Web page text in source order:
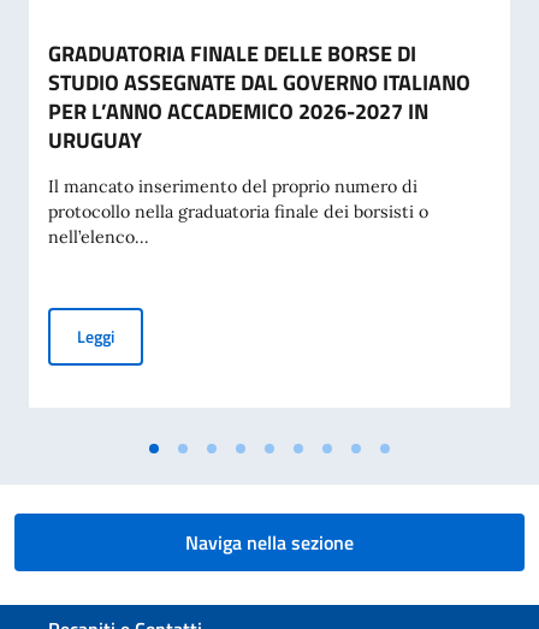
GRADUATORIA FINALE DELLE BORSE DI
STUDIO ASSEGNATE DAL GOVERNO ITALIANO
PER L’ANNO ACCADEMICO 2026-2027 IN
URUGUAY
Il mancato inserimento del proprio numero di
protocollo nella graduatoria finale dei borsisti o
nell’elenco...
LeggiGRADUATORIA FINALE DELLE BORSE DI STUDIO
Naviga nella sezione